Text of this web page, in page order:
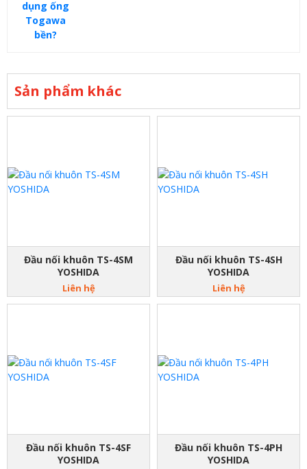
Sản phẩm khác
Đầu nối khuôn TS-4SM
YOSHIDA
Liên hệ
Đầu nối khuôn TS-4SH
YOSHIDA
Liên hệ
Đầu nối khuôn TS-4SF
YOSHIDA
Đầu nối khuôn TS-4PH
YOSHIDA